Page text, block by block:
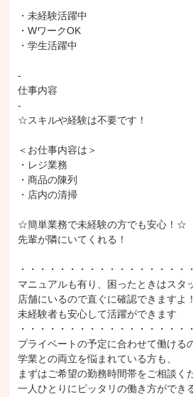
・未経験活躍中
・WワークOK
・学生活躍中
-
仕事内容
-
☆スキルや経験は不要です！
＜お仕事内容は＞
・レジ業務
・商品の陳列
・店内の清掃
☆簡単業務で未経験の方でも安心！☆
先輩が隣にいてくれる！
・・・・・・・・・・・・・・・・・・
マニュアルも有り、困ったときはスタ
店舗にいるので直ぐに確認できますよ！
未経験者も安心して活躍ができます
・・・・・・・・・・・・・・・・・・
プライベートの予定に合わせて働ける
学業との両立を悩まれている方も、
まずはご希望の勤務時間帯をご相談く
一人ひとりにピッタリの働き方ができ